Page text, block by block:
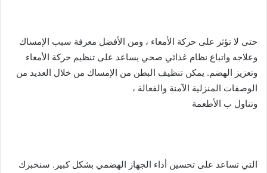
حتى لا تؤثر على حركة الأمعاء ، ومن الأفضل معرفة سبب الإمساك
وعلاجه واتباع نظام غذائي صحي يساعد على تنظيم حركة الأمعاء
وتعزيز الهضم. يمكن تنظيف البطن من الإمساك من خلال العديد من
الوصفات المنزلية الآمنة والفعالة ،
وتناول ب الأطعمة
التي تساعد على تحسين أداء الجهاز الهضمي بشكل كبير. سنخبرك